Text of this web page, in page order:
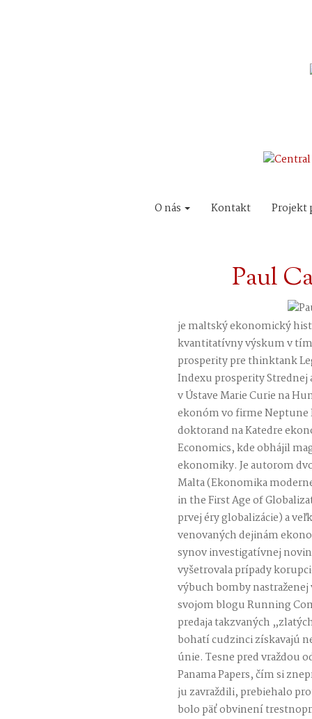
O nás Kontakt Projekt
Paul
je maltský ekonomický
kvantitatívny výskum v
prosperity pre thinktank
Indexu prosperity Strednej
v Ústave Marie Curie na
ekonóm vo firme Neptune
doktorand na Katedre
Economics, kde obhájil
ekonomiky. Je autorom
Malta (Ekonomika
in the First Age of
prvej éry globalizácie) a
venovaných dejinám
synov investigatívnej
vyšetrovala prípady
výbuch bomby nastraženej
svojom blogu Running
predaja takzvaných
bohatí cudzinci získavajú
únie. Tesne pred vraždou
Panama Papers, čím si
ju zavraždili, prebiehalo
bolo päť obvinení